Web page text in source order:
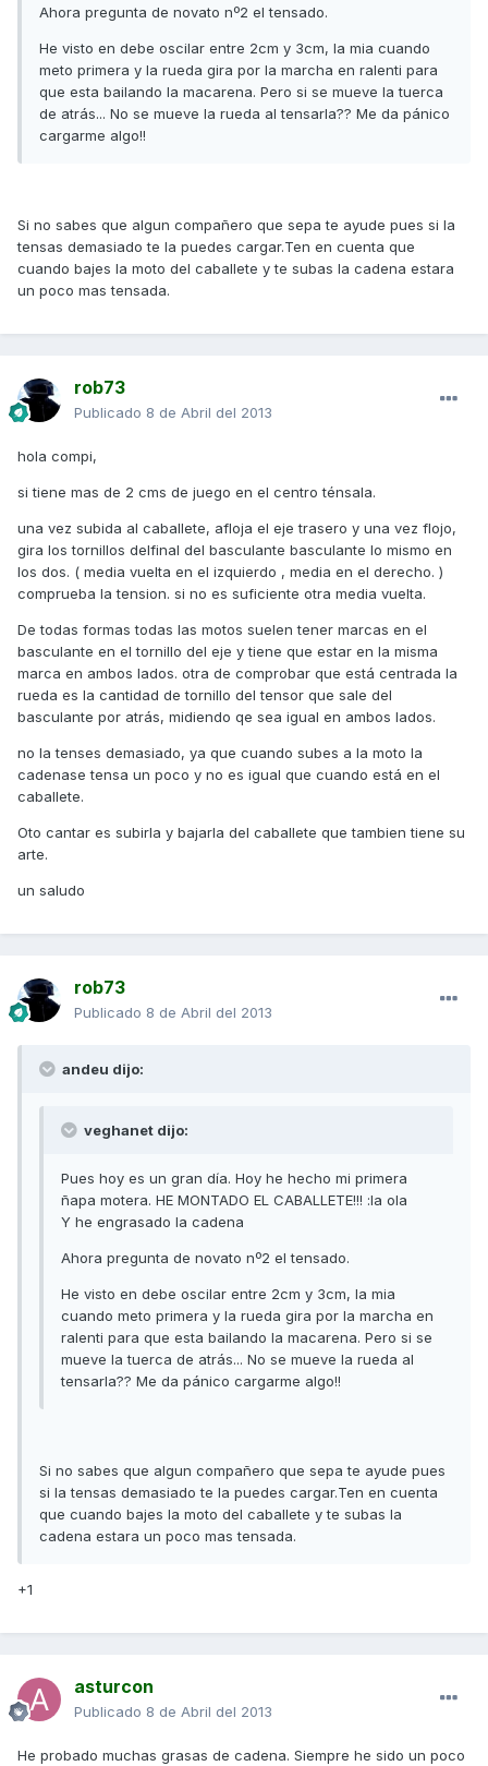
Ahora pregunta de novato nº2 el tensado.
He visto en debe oscilar entre 2cm y 3cm, la mia cuando
meto primera y la rueda gira por la marcha en ralenti para
que esta bailando la macarena. Pero si se mueve la tuerca
de atrás... No se mueve la rueda al tensarla?? Me da pánico
cargarme algo!!
Si no sabes que algun compañero que sepa te ayude pues si la
tensas demasiado te la puedes cargar.Ten en cuenta que
cuando bajes la moto del caballete y te subas la cadena estara
un poco mas tensada.
rob73
Publicado 8 de Abril del 2013
hola compi,
si tiene mas de 2 cms de juego en el centro ténsala.
una vez subida al caballete, afloja el eje trasero y una vez flojo,
gira los tornillos delfinal del basculante basculante lo mismo en
los dos. ( media vuelta en el izquierdo , media en el derecho. )
comprueba la tension. si no es suficiente otra media vuelta.
De todas formas todas las motos suelen tener marcas en el
basculante en el tornillo del eje y tiene que estar en la misma
marca en ambos lados. otra de comprobar que está centrada la
rueda es la cantidad de tornillo del tensor que sale del
basculante por atrás, midiendo qe sea igual en ambos lados.
no la tenses demasiado, ya que cuando subes a la moto la
cadenase tensa un poco y no es igual que cuando está en el
caballete.
Oto cantar es subirla y bajarla del caballete que tambien tiene su
arte.
un saludo
rob73
Publicado 8 de Abril del 2013
andeu dijo:
veghanet dijo:
Pues hoy es un gran día. Hoy he hecho mi primera
ñapa motera. HE MONTADO EL CABALLETE!!! :la ola
Y he engrasado la cadena
Ahora pregunta de novato nº2 el tensado.
He visto en debe oscilar entre 2cm y 3cm, la mia
cuando meto primera y la rueda gira por la marcha en
ralenti para que esta bailando la macarena. Pero si se
mueve la tuerca de atrás... No se mueve la rueda al
tensarla?? Me da pánico cargarme algo!!
Si no sabes que algun compañero que sepa te ayude pues
si la tensas demasiado te la puedes cargar.Ten en cuenta
que cuando bajes la moto del caballete y te subas la
cadena estara un poco mas tensada.
+1
asturcon
Publicado 8 de Abril del 2013
He probado muchas grasas de cadena. Siempre he sido un poco